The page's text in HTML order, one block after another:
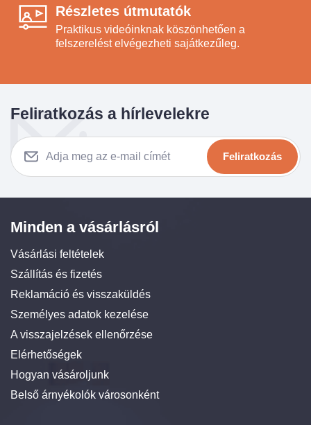
Részletes útmutatók
Praktikus videóinknak köszönhetően a
felszerelést elvégezheti sajátkezűleg.
Feliratkozás a hírlevelekre
Feliratkozás
Minden a vásárlásról
Vásárlási feltételek
Szállítás és fizetés
Reklamáció és visszaküldés
Személyes adatok kezelése
A visszajelzések ellenőrzése
Elérhetőségek
Hogyan vásároljunk
Belső árnyékolók városonként